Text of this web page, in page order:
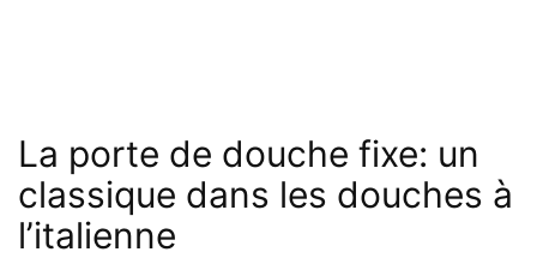
La porte de douche fixe: un
classique dans les douches à
l’italienne